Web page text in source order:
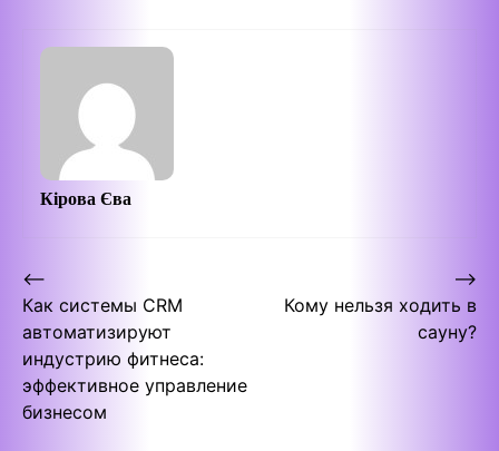
Кірова Єва
Post
navigation
⟵
Как системы CRM
автоматизируют
индустрию фитнеса:
эффективное управление
бизнесом
Кому нельзя ходить в
сауну?
⟶